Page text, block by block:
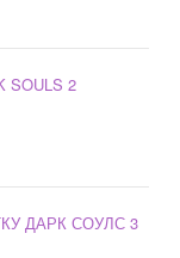
2
ДАРК СОУЛС 3